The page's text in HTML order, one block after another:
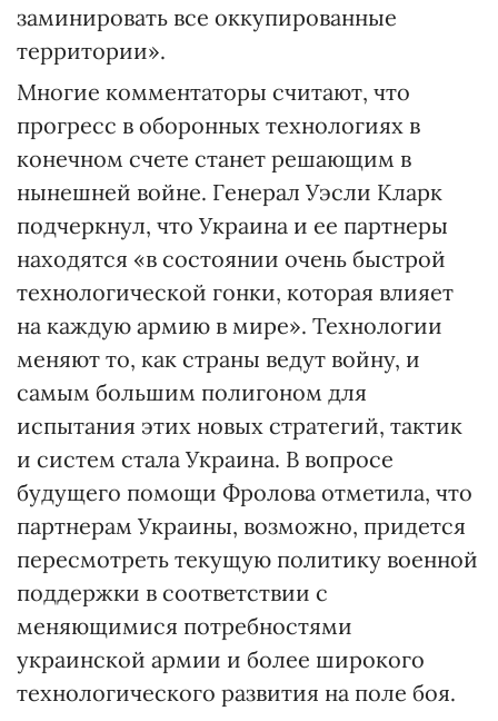
заминировать все оккупированные
территории».
Многие комментаторы считают, что
прогресс в оборонных технологиях в
конечном счете станет решающим в
нынешней войне. Генерал Уэсли Кларк
подчеркнул, что Украина и ее партнеры
находятся «в состоянии очень быстрой
технологической гонки, которая влияет
на каждую армию в мире». Технологии
меняют то, как страны ведут войну, и
самым большим полигоном для
испытания этих новых стратегий, тактик
и систем стала Украина. В вопросе
будущего помощи Фролова отметила, что
партнерам Украины, возможно, придется
пересмотреть текущую политику военной
поддержки в соответствии с
меняющимися потребностями
украинской армии и более широкого
технологического развития на поле боя.